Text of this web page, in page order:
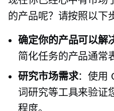
的产品呢？请按照以下
确定你的产品可以解
简化任务的产品通常
研究市场需求：使用
词研究等工具来验证
程度。